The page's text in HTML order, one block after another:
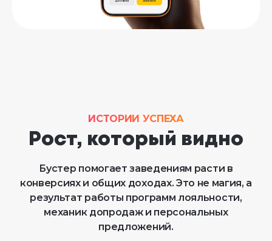
ИСТОРИИ УСПЕХА
Рост, который видно
Бустер помогает заведениям расти в
конверсиях и общих доходах. Это не магия, а
результат работы программ лояльности,
механик допродаж и персональных
предложений.